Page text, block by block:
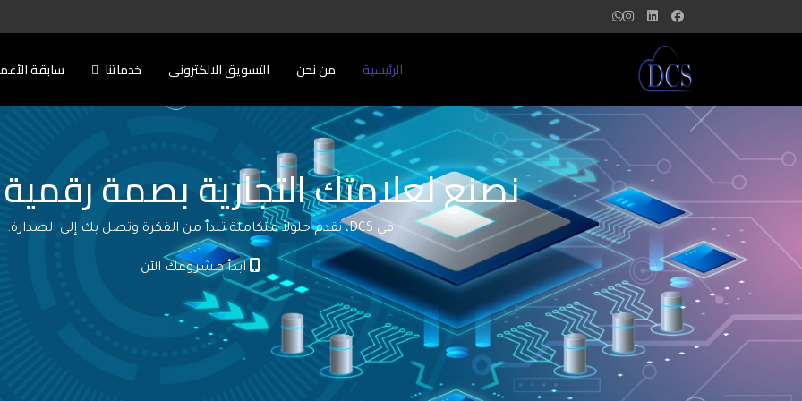
الرئيسية من نحن التسويق الالكترونى خدماتنا سابقة
نصنع لعلامتك التجارية بصمة
في DCS، نقدم حلولاً متكاملة تبدأ من الفكرة وتصل بك إلى الصدارة.
ابدأ مشروعك الآن